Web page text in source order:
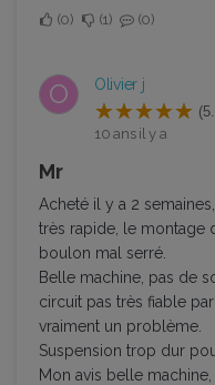
0 1 0
O Olivier j
10 ans il y a
Mr
Acheté il y a 2
très rapide, le montage
boulon mal serré.
Belle machine, pas de
circuit pas très fiable
vraiment un problème.
Suspension trop dur
Mon avis belle